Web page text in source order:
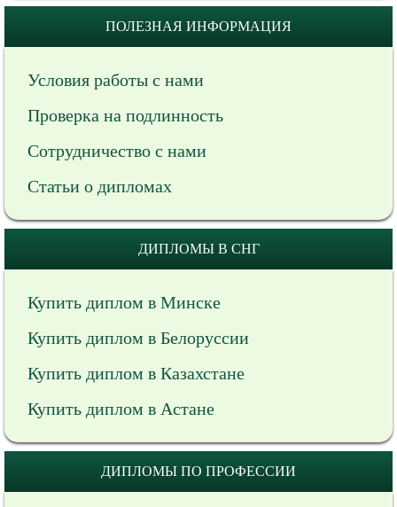
ПОЛЕЗНАЯ ИНФОРМАЦИЯ
Условия работы с нами
Проверка на подлинность
Сотрудничество с нами
Статьи о дипломах
ДИПЛОМЫ В СНГ
Купить диплом в Минске
Купить диплом в Белоруссии
Купить диплом в Казахстане
Купить диплом в Астане
ДИПЛОМЫ ПО ПРОФЕССИИ